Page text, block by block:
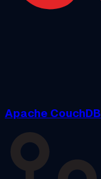
Apache CouchDB